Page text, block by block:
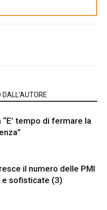
DALL'AUTORE
“E’ tempo di fermare la
il numero delle PMI
sofisticate (3)